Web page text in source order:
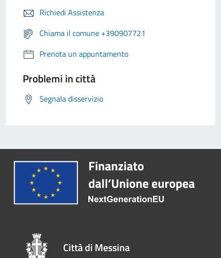
Richiedi Assistenza
Chiama il comune +390907721
Prenota un appuntamento
Problemi in città
Segnala disservizio
Città di Messina